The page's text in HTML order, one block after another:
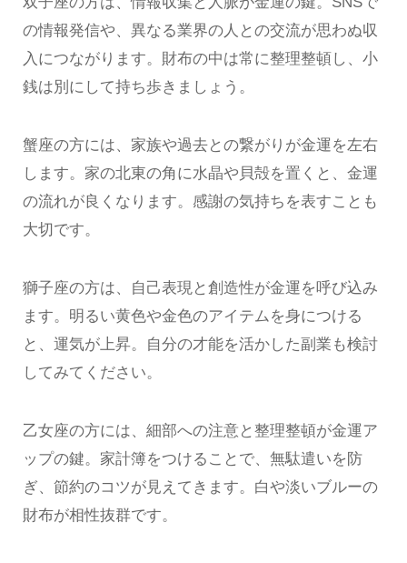
の情報発信や、異なる業界の人との交流が思わぬ収
入につながります。財布の中は常に整理整頓し、小
銭は別にして持ち歩きましょう。
蟹座の方には、家族や過去との繋がりが金運を左右
します。家の北東の角に水晶や貝殻を置くと、金運
の流れが良くなります。感謝の気持ちを表すことも
大切です。
獅子座の方は、自己表現と創造性が金運を呼び込み
ます。明るい黄色や金色のアイテムを身につける
と、運気が上昇。自分の才能を活かした副業も検討
してみてください。
乙女座の方には、細部への注意と整理整頓が金運ア
ップの鍵。家計簿をつけることで、無駄遣いを防
ぎ、節約のコツが見えてきます。白や淡いブルーの
財布が相性抜群です。